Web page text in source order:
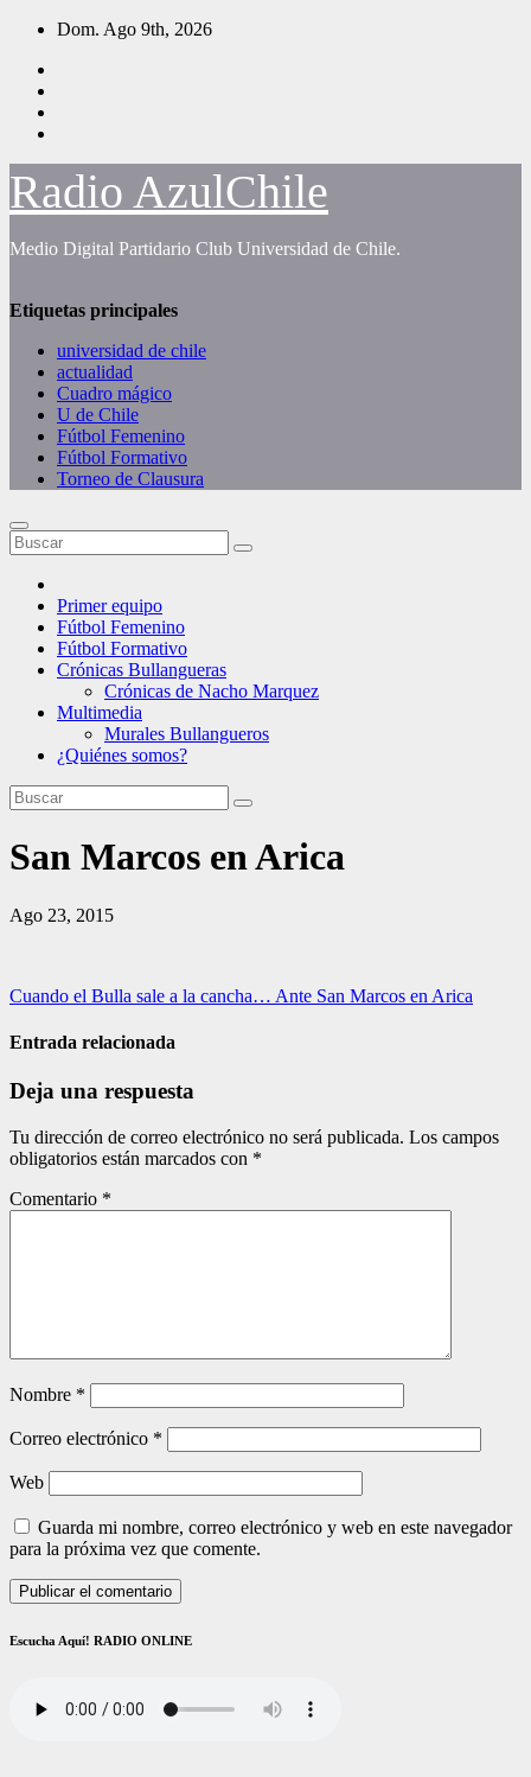
Saltar
contenido
Dom. Ago 9th, 2026
Radio AzulChile
Medio Digital Partidario Club Universidad de Chile.
Etiquetas principales
universidad de chile
actualidad
Cuadro mágico
U de Chile
Fútbol Femenino
Fútbol Formativo
Torneo de Clausura
Primer equipo
Fútbol Femenino
Fútbol Formativo
Crónicas Bullangueras
Crónicas de Nacho Marquez
Multimedia
Murales Bullangueros
¿Quiénes somos?
San Marcos en Arica
Ago 23, 2015
Navegación
de
Cuando el Bulla sale a la cancha… Ante San Marcos en Arica
Entrada relacionada
Deja una respuesta
Tu dirección de correo electrónico no será publicada. Los campos
obligatorios están marcados con *
Comentario *
Nombre *
Correo electrónico *
Web
Guarda mi nombre, correo electrónico y web en este navegador
para la próxima vez que comente.
Escucha Aquí! RADIO ONLINE